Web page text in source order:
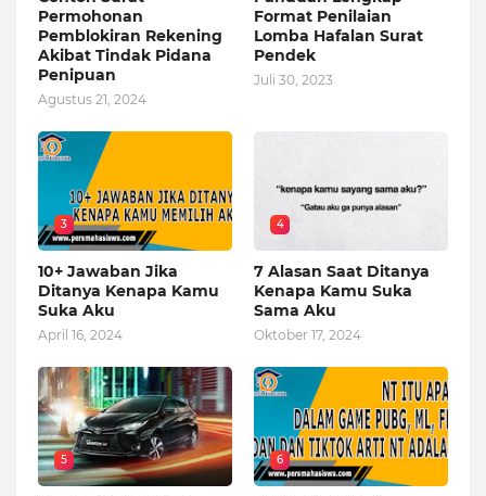
Permohonan
Pemblokiran Rekening
Akibat Tindak Pidana
Penipuan
Agustus 21, 2024
Format Penilaian
Lomba Hafalan Surat
Pendek
Juli 30, 2023
3
10+ Jawaban Jika
Ditanya Kenapa Kamu
Suka Aku
April 16, 2024
4
7 Alasan Saat Ditanya
Kenapa Kamu Suka
Sama Aku
Oktober 17, 2024
5 6